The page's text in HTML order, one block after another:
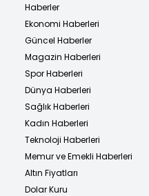
Haberler
Ekonomi Haberleri
Güncel Haberler
Magazin Haberleri
Spor Haberleri
Dünya Haberleri
Sağlık Haberleri
Kadın Haberleri
Teknoloji Haberleri
Memur ve Emekli Haberleri
Altın Fiyatları
Dolar Kuru